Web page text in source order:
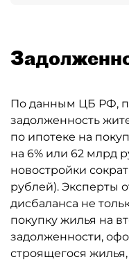
По данным ЦБ РФ,
задолженность
по ипотеке на
на 6% или 62 млрд
новостройки
рублей). Эксперты
дисбаланса не
покупку жилья на
задолженности,
строящегося